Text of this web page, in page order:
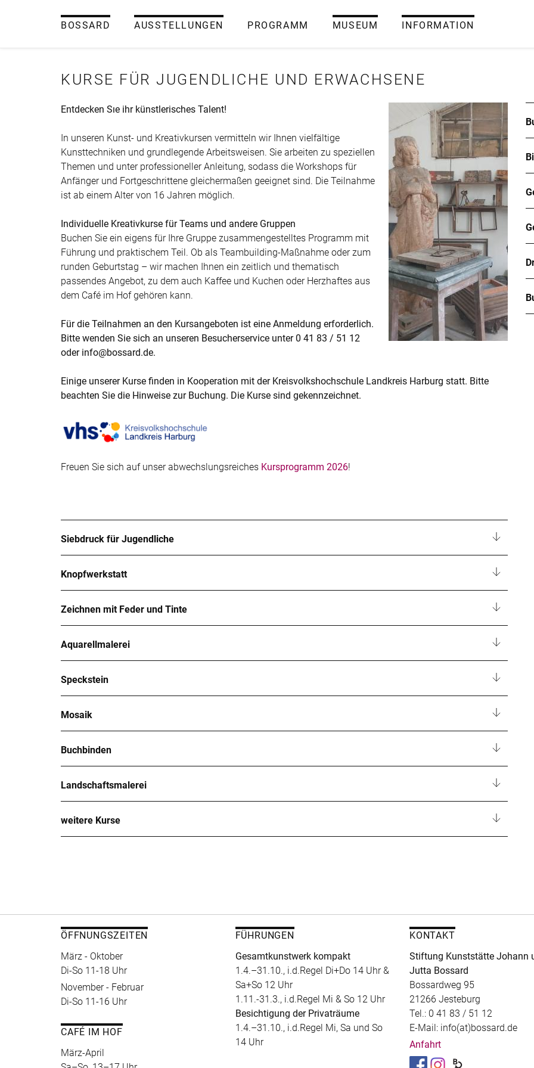
BOSSARD AUSSTELLUNGEN PROGRAMM MUSEUM INFORMATION
KURSE FÜR JUGENDLICHE UND ERWACHSENE
Entdecken Sıe ihr künstlerisches Talent!
In unseren Kunst- und Kreativkursen vermitteln wir Ihnen vielfältige
Kunsttechniken und grundlegende Arbeitsweisen. Sie arbeiten zu speziellen
Themen und unter professioneller Anleitung, sodass die Workshops für
Anfänger und Fortgeschrittene gleichermaßen geeignet sind. Die Teilnahme
ist ab einem Alter von 16 Jahren möglich.
Individuelle Kreativkurse für Teams und andere Gruppen
Buchen Sie ein eigens für Ihre Gruppe zusammengestelltes Programm mit
Führung und praktischem Teil. Ob als Teambuilding-Maßnahme oder zum
runden Geburtstag – wir machen Ihnen ein zeitlich und thematisch
passendes Angebot, zu dem auch Kaffee und Kuchen oder Herzhaftes aus
dem Café im Hof gehören kann.
Für die Teilnahmen an den Kursangeboten ist eine Anmeldung erforderlich.
Bitte wenden Sie sich an unseren Besucherservice unter 0 41 83 / 51 12
oder info@bossard.de.
Einige unserer Kurse finden in Kooperation mit der Kreisvolkshochschule Landkreis Harburg statt. Bitte
beachten Sie die Hinweise zur Buchung. Die Kurse sind gekennzeichnet.
Freuen Sie sich auf unser abwechslungsreiches Kursprogramm 2026!
Siebdruck für Jugendliche
Knopfwerkstatt
Zeichnen mit Feder und Tinte
Aquarellmalerei
Speckstein
Mosaik
Buchbinden
Landschaftsmalerei
weitere Kurse
ÖFFNUNGSZEITEN
März - Oktober
Di-So 11-18 Uhr
November - Februar
Di-So 11-16 Uhr
CAFÉ IM HOF
März-April
FÜHRUNGEN
Gesamtkunstwerk kompakt
1.4.–31.10., i.d.Regel Di+Do 14 Uhr &
Sa+So 12 Uhr
1.11.-31.3., i.d.Regel Mi & So 12 Uhr
Besichtigung der Privaträume
1.4.–31.10., i.d.Regel Mi, Sa und So
14 Uhr
KONTAKT
Stiftung Kunststätte Johann
Jutta Bossard
Bossardweg 95
21266 Jesteburg
Tel.: 0 41 83 / 51 12
E-Mail: info(at)bossard.de
Anfahrt